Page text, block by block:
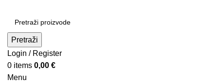
Pretraži
Login / Register
0 items 0,00 €
Menu